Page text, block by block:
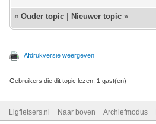
« Ouder topic Nieuwer topic »
Afdrukversie weergeven
Gebruikers die dit topic lezen: 1 gast(en)
Ligfietsers.nl Naar boven Archiefmodus